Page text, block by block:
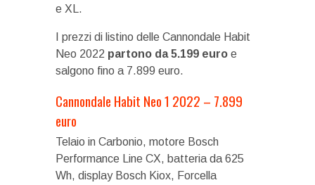
e XL.
I prezzi di listino delle Cannondale Habit
Neo 2022 partono da 5.199 euro e
salgono fino a 7.899 euro.
Cannondale Habit Neo 1 2022 – 7.899
euro
Telaio in Carbonio, motore Bosch
Performance Line CX, batteria da 625
Wh, display Bosch Kiox, Forcella